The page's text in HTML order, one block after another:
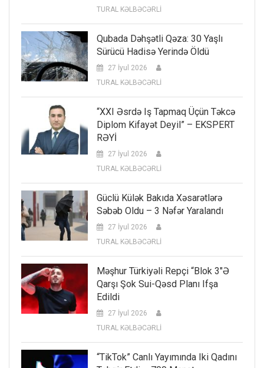
TURAL KƏLBƏCƏRLİ
Qubada Dəhşətli Qəza: 30 Yaşlı
Sürücü Hadisə Yerində Öldü
27 İyul 2026
TURAL KƏLBƏCƏRLİ
“XXI Əsrdə Iş Tapmaq Üçün Təkcə
Diplom Kifayət Deyil” – EKSPERT
RƏYİ
27 İyul 2026
TURAL KƏLBƏCƏRLİ
Güclü Külək Bakıda Xəsarətlərə
Səbəb Oldu – 3 Nəfər Yaralandı
27 İyul 2026
TURAL KƏLBƏCƏRLİ
Məşhur Türkiyəli Repçi “Blok 3″ə
Qarşı Şok Sui-Qəsd Planı Ifşa
Edildi
27 İyul 2026
TURAL KƏLBƏCƏRLİ
“TikTok” Canlı Yayımında Iki Qadını